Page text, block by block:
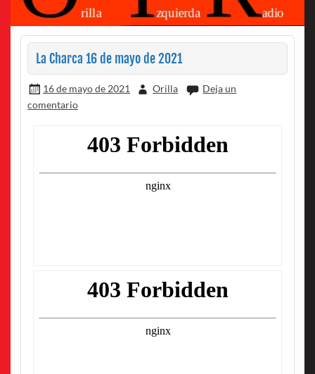
La Charca 16 de mayo de 2021
16 de mayo de 2021 Orilla
Deja un
comentario